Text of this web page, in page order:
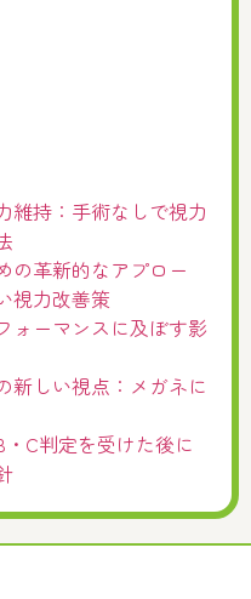
維持：手術なしで視力
の革新的なアプロー
視力改善策
ォーマンスに及ぼす影
新しい視点：メガネに
C判定を受けた後に